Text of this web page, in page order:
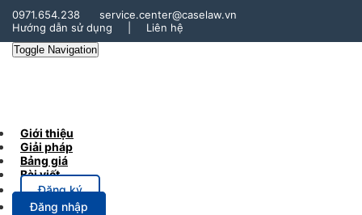
0971.654.238
service.center@caselaw.vn
Hướng dẫn sử dụng
Liên hệ
Toggle Navigation
Giới thiệu
Giải pháp
Bảng giá
Bài viết
Đăng ký
Đăng nhập